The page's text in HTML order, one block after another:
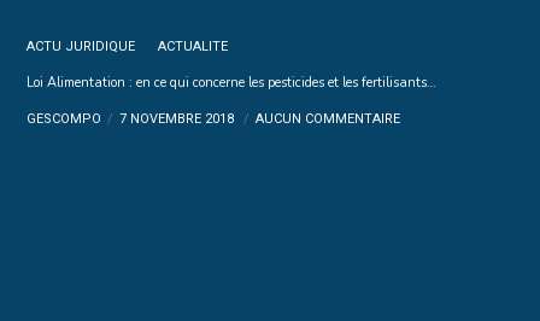
ACTU JURIDIQUE ACTUALITE
Loi Alimentation : en ce qui concerne les pesticides et les fertilisants…
GESCOMPO 7 NOVEMBRE 2018 AUCUN COMMENTAIRE